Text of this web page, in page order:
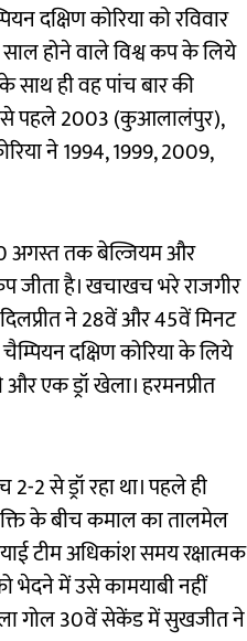
दक्षिण कोरिया को रविवार
होने वाले विश्व कप के लिये
साथ ही वह पांच बार की
पहले 2003 (कुआलालंपुर),
ने 1994, 1999, 2009,
अगस्त तक बेल्जियम और
जीता है। खचाखच भरे राजगीर
ने 28वें और 45वें मिनट
दक्षिण कोरिया के लिये
एक ड्रॉ खेला। हरमनप्रीत
से ड्रॉ रहा था। पहले ही
के बीच कमाल का तालमेल
टीम अधिकांश समय रक्षात्मक
भेदने में उसे कामयाबी नहीं
गोल 30वें सेकेंड में सुखजीत ने